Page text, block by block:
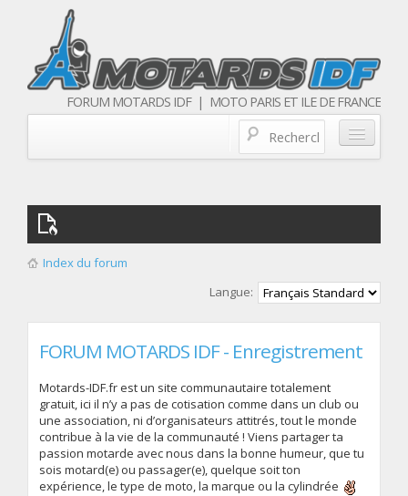
FORUM MOTARDS IDF | MOTO PARIS ET ILE DE FRANCE
Forum
Balades & sorties moto
Index du forum
Langue:
FORUM MOTARDS IDF - Enregistrement
Motards-IDF.fr est un site communautaire totalement
gratuit, ici il n’y a pas de cotisation comme dans un club ou
une association, ni d’organisateurs attitrés, tout le monde
contribue à la vie de la communauté ! Viens partager ta
passion motarde avec nous dans la bonne humeur, que tu
sois motard(e) ou passager(e), quelque soit ton
expérience, le type de moto, la marque ou la cylindrée